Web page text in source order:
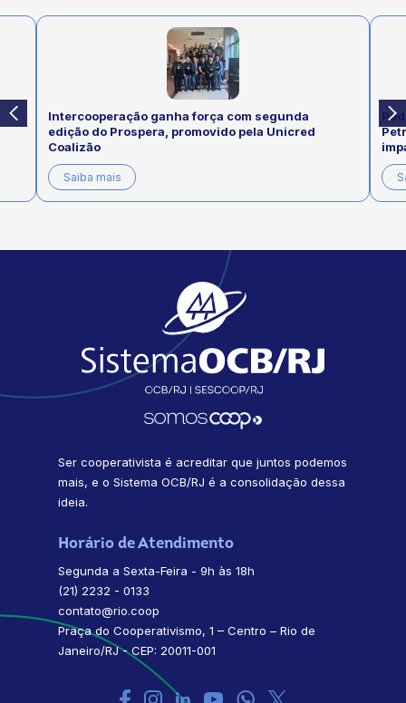
Intercooperação ganha força com segunda
edição do Prospera, promovido pela Unicred
Coalizão
Saiba mais
Ser cooperativista é acreditar que juntos podemos
mais, e o Sistema OCB/RJ é a consolidação dessa
ideia.
Horário de Atendimento
Segunda a Sexta-Feira - 9h às 18h
(21) 2232 - 0133
contato@rio.coop
Praça do Cooperativismo, 1 – Centro – Rio de
Janeiro/RJ - CEP: 20011-001